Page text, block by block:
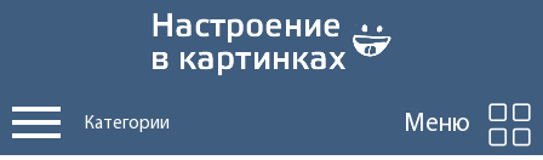
Категории Меню